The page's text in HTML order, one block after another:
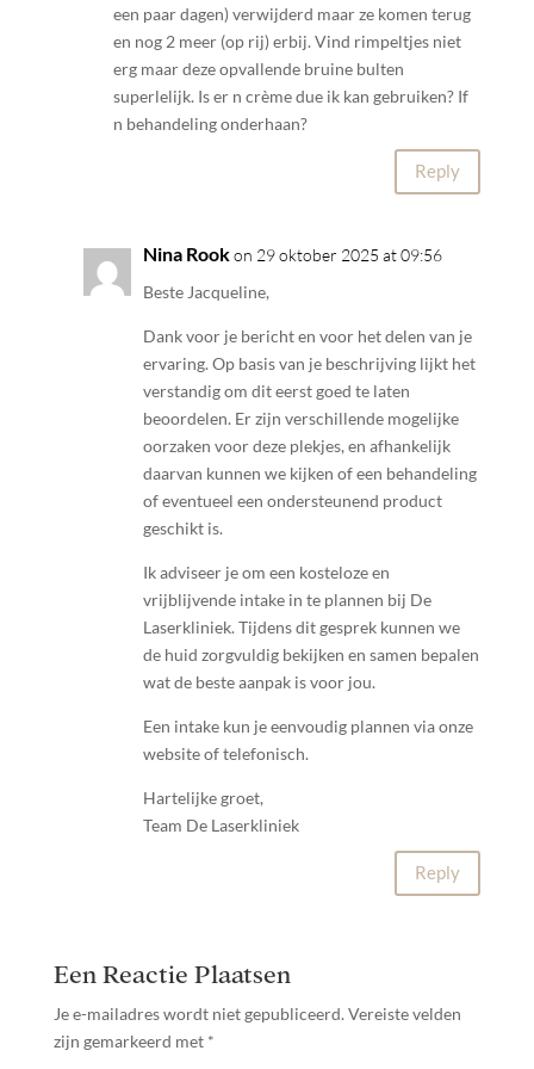
een paar dagen) verwijderd maar ze komen terug
en nog 2 meer (op rij) erbij. Vind rimpeltjes niet
erg maar deze opvallende bruine bulten
superlelijk. Is er n crème due ik kan gebruiken? If
n behandeling onderhaan?
Reply
Nina Rookon 29 oktober 2025 at 09:56
Beste Jacqueline,
Dank voor je bericht en voor het delen van je
ervaring. Op basis van je beschrijving lijkt het
verstandig om dit eerst goed te laten
beoordelen. Er zijn verschillende mogelijke
oorzaken voor deze plekjes, en afhankelijk
daarvan kunnen we kijken of een behandeling
of eventueel een ondersteunend product
geschikt is.
Ik adviseer je om een kosteloze en
vrijblijvende intake in te plannen bij De
Laserkliniek. Tijdens dit gesprek kunnen we
de huid zorgvuldig bekijken en samen bepalen
wat de beste aanpak is voor jou.
Een intake kun je eenvoudig plannen via onze
website of telefonisch.
Hartelijke groet,
Team De Laserkliniek
Reply
Een Reactie Plaatsen
Je e-mailadres wordt niet gepubliceerd. Vereiste velden
zijn gemarkeerd met *